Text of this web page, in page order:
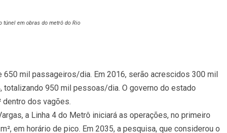
túnel em obras do metrô do Rio
mil passageiros/dia. Em 2016, serão acrescidos 300 mil
totalizando 950 mil pessoas/dia. O governo do estado
dos vagões.
a Linha 4 do Metrô iniciará as operações, no primeiro
em horário de pico. Em 2035, a pesquisa, que considerou o